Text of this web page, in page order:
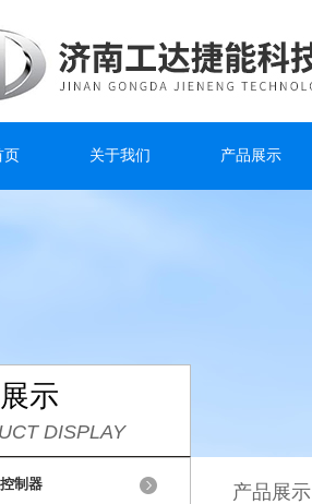
页 关于我们 产品展示
示
DISPLAY
制器 产品展示